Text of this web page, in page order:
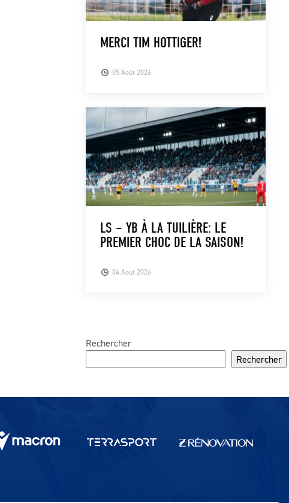
05 Août 2026
MERCI TIM HOTTIGER!
04 Août 2026
LS – YB À LA TUILIÈRE: LE
PREMIER CHOC DE LA SAISON!
Rechercher
Rechercher